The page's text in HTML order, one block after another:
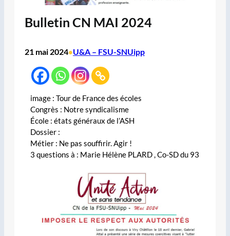
Bulletin CN MAI 2024
21 mai 2024•U&A – FSU-SNUipp
image : Tour de France des écoles
Congrès : Notre syndicalisme
École : états généraux de l’ASH
Dossier :
Métier : Ne pas souffirir. Agir !
3 questions à : Marie Hélène PLARD , Co-SD du 93